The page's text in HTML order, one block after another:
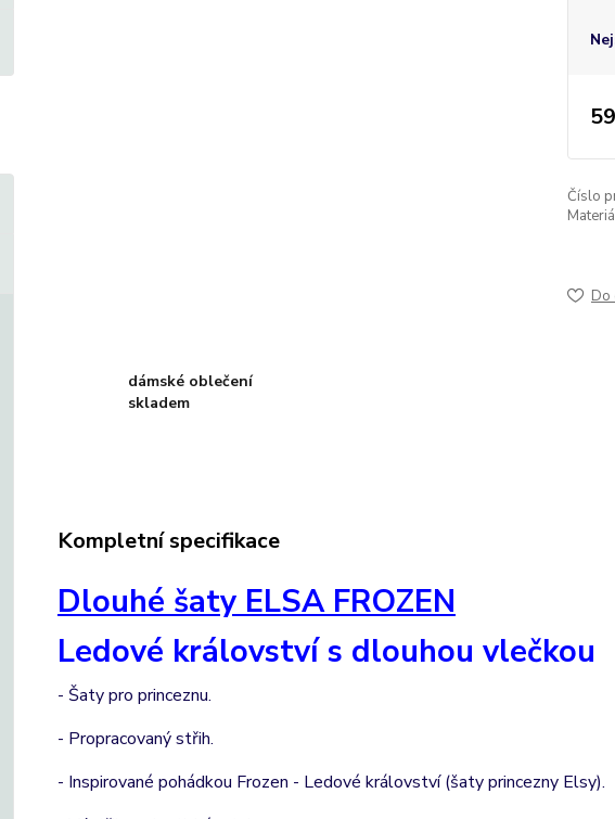
Číslo
Do
dámské oblečení
skladem
Kompletní specifikace
Dlouhé šaty ELSA FROZEN
Ledové království s dlouhou vlečkou
- Šaty pro princeznu.
- Propracovaný střih.
- Inspirované pohádkou Frozen - Ledové království (šaty princezny Elsy).